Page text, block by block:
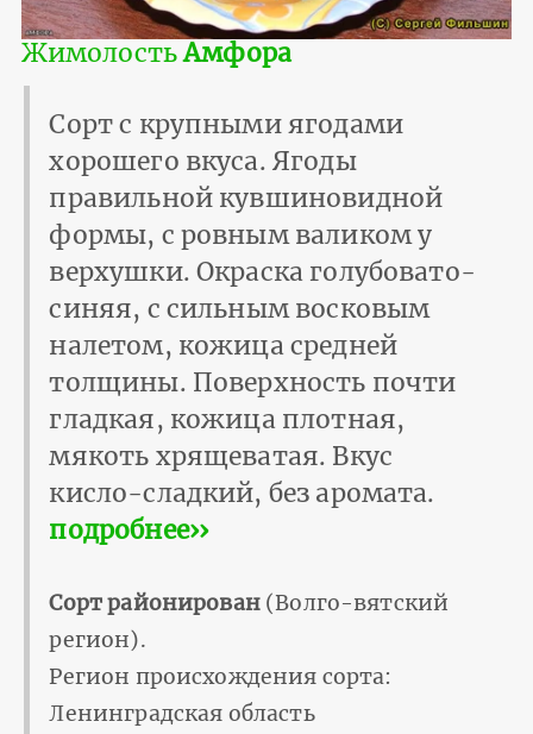
ЖимолостьАмфора
Сорт с крупными ягодами
хорошего вкуса. Ягоды
правильной кувшиновидной
формы, с ровным валиком у
верхушки. Окраска голубовато-
синяя, с сильным восковым
налетом, кожица средней
толщины. Поверхность почти
гладкая, кожица плотная,
мякоть хрящеватая. Вкус
кисло-сладкий, без аромата.
подробнее››
Сорт районирован(Волго-вятский
регион).
Регион происхождения сорта:
Ленинградская область